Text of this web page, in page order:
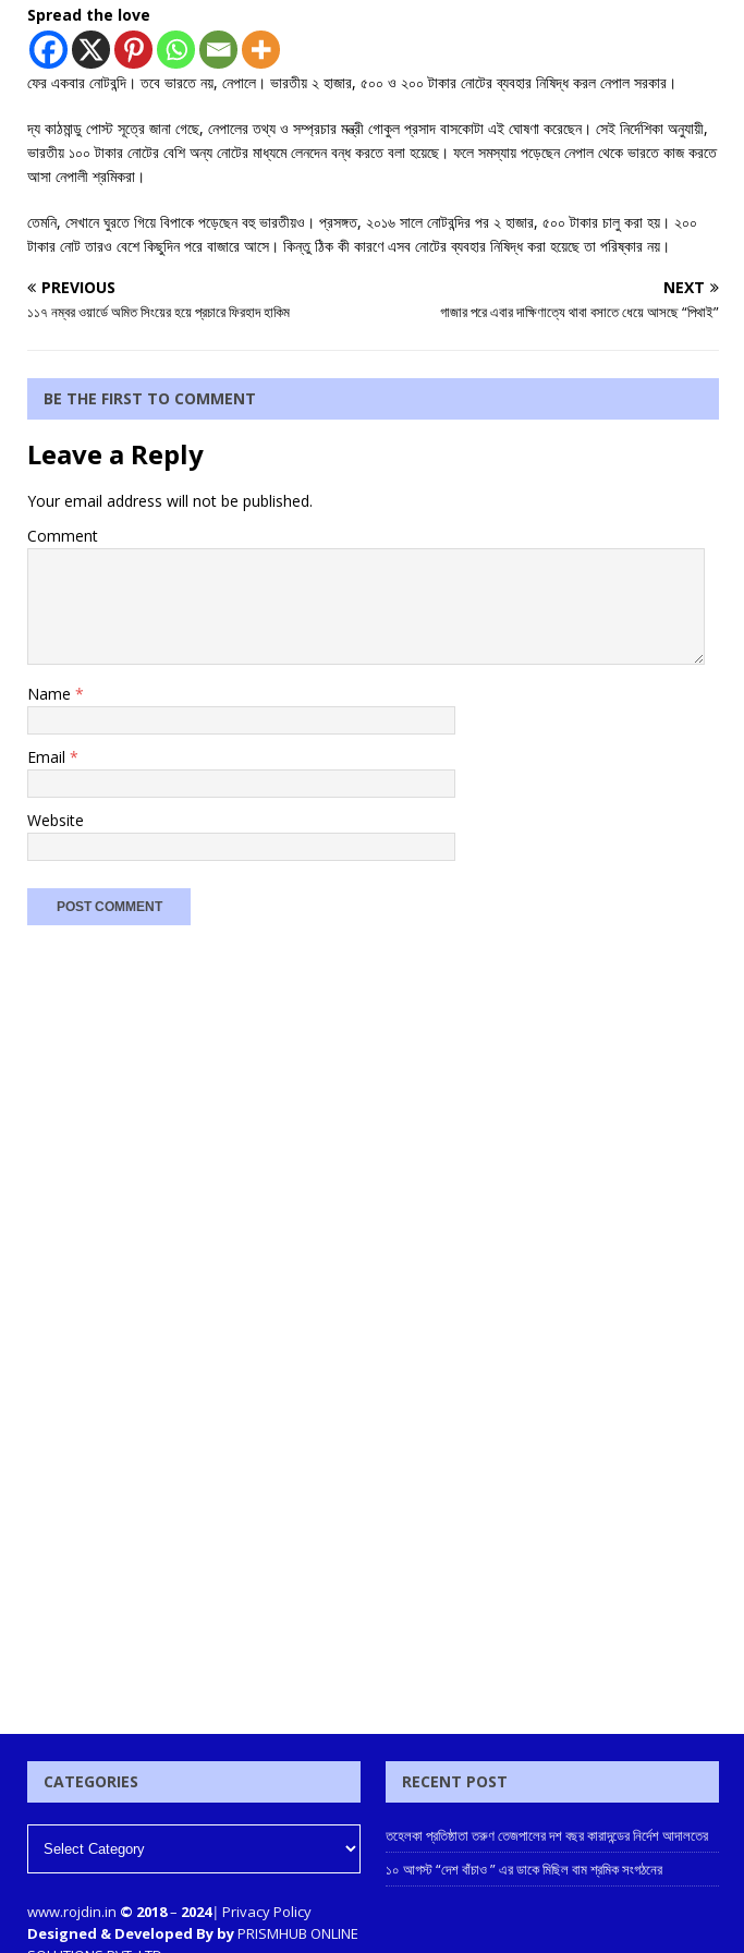
Spread the love
ফের একবার নোটবন্দি। তবে ভারতে নয়, নেপালে। ভারতীয় ২ হাজার, ৫০০ ও ২০০ টাকার নোটের ব্যবহার নিষিদ্ধ করল নেপাল সরকার।
দ্য কাঠমান্ডু পোস্ট সূত্রে জানা গেছে, নেপালের তথ্য ও সম্প্রচার মন্ত্রী গোকুল প্রসাদ বাসকোটা এই ঘোষণা করেছেন। সেই নির্দেশিকা অনুযায়ী,
ভারতীয় ১০০ টাকার নোটের বেশি অন্য নোটের মাধ্যমে লেনদেন বন্ধ করতে বলা হয়েছে। ফলে সমস্যায় পড়েছেন নেপাল থেকে ভারতে কাজ করতে
আসা নেপালী শ্রমিকরা।
তেমনি, সেখানে ঘুরতে গিয়ে বিপাকে পড়েছেন বহু ভারতীয়ও। প্রসঙ্গত, ২০১৬ সালে নোটবন্দির পর ২ হাজার, ৫০০ টাকার চালু করা হয়। ২০০
টাকার নোট তারও বেশে কিছুদিন পরে বাজারে আসে। কিন্তু ঠিক কী কারণে এসব নোটের ব্যবহার নিষিদ্ধ করা হয়েছে তা পরিষ্কার নয়।
PREVIOUS
১১৭ নম্বর ওয়ার্ডে অমিত সিংয়ের হয়ে প্রচারে ফিরহাদ হাকিম
NEXT
গাজার পরে এবার দাক্ষিণাত্যে থাবা বসাতে ধেয়ে আসছে “পিথাই”
BE THE FIRST TO COMMENT
Leave a Reply
Your email address will not be published.
Comment
Name *
Email *
Website
CATEGORIES
www.rojdin.in © 2018– 2024| Privacy Policy
Designed & Developed By byPRISMHUB ONLINE
RECENT POST
তহেলকা প্রতিষ্ঠাতা তরুণ তেজপালের দশ বছর কারাদন্ডের নির্দেশ আদালতের
১০ আগস্ট “দেশ বাঁচাও ” এর ডাকে মিছিল বাম শ্রমিক সংগঠনের